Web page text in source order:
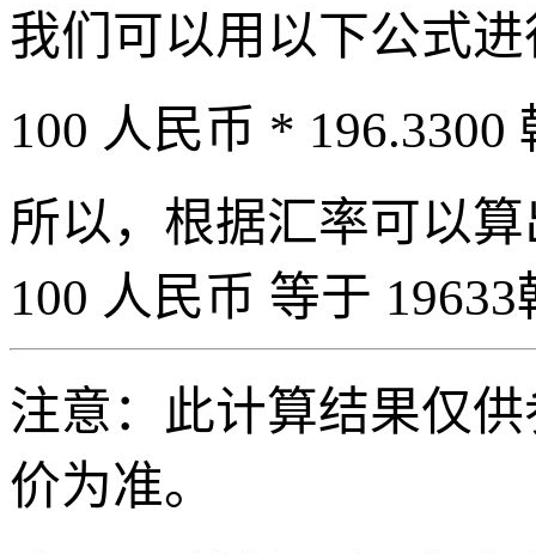
我们可以用以下公式
100 人民币 * 196.3300
所以，根据汇率可以
100 人民币 等于
注意：此计算结果仅
价为准。